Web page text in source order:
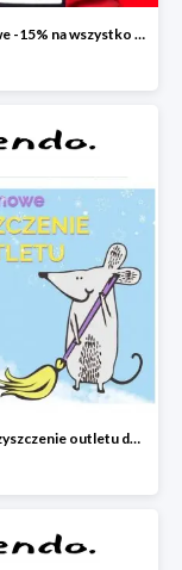
Dodatkowe -15% na wszystko z wyprzedaży w Endo
Zimowe czyszczenie outletu do -70%